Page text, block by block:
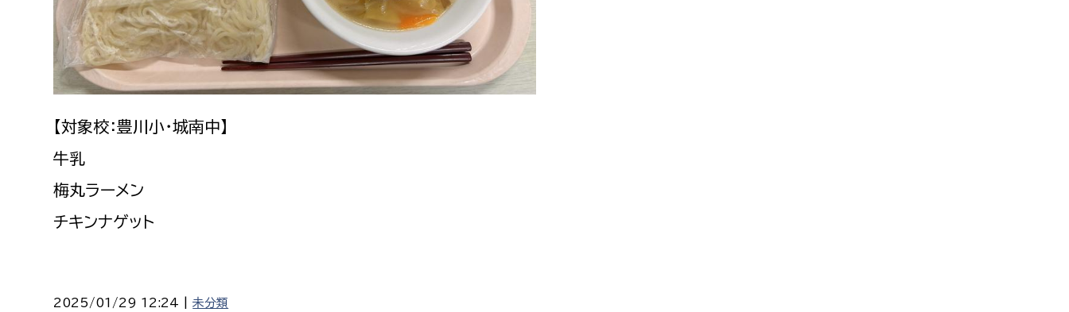
【対象校：豊川小・城南中】
牛乳
梅丸ラーメン
チキンナゲット
2025/01/29 12:24 |未分類